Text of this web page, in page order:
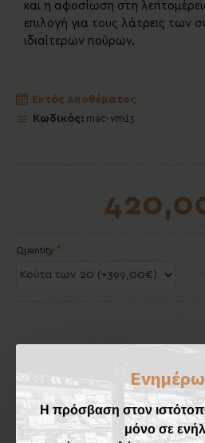
Η πρόσβαση στον
μόνο σε
και η αφοσίωση στη
επιλογή για τους λάτρεις των
ιδιαίτερων πούρων.
Εκτός Αποθέματος
Κωδικός: mac-vm13
Quantity